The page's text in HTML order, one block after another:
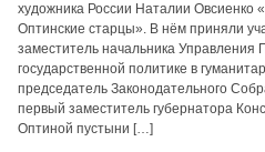
художника России Наталии Овсиенко
Оптинские старцы». В нём приняли
заместитель начальника Управления
государственной политике в
председатель Законодательного
первый заместитель губернатора
Оптиной пустыни […]